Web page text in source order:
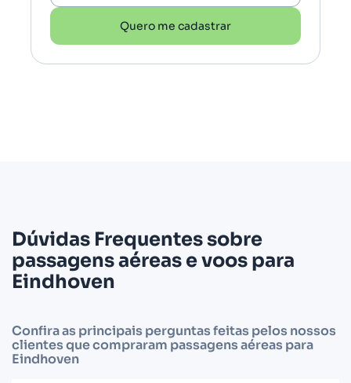
Quero me cadastrar
Dúvidas Frequentes sobre
passagens aéreas e voos para
Eindhoven
Confira as principais perguntas feitas pelos nossos
clientes que compraram passagens aéreas para
Eindhoven